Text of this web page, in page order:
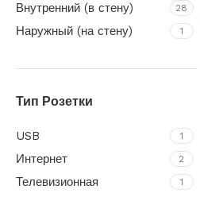
Внутренний (в стену) 28
Наружный (на стену) 1
Тип Розетки
USB 1
Интернет 2
Телевизионная 1